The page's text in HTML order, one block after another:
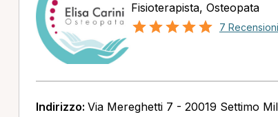
Fisioterapista, Osteopata
7 Recensioni
Indirizzo: Via Mereghetti 7 - 20019 Settimo